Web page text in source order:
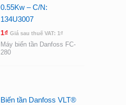
0.55Kw – C/N:
134U3007
1₫ Giá sau thuế VAT: 1 ₫
Máy biến tần Danfoss FC-
280
Biến tần Danfoss VLT®